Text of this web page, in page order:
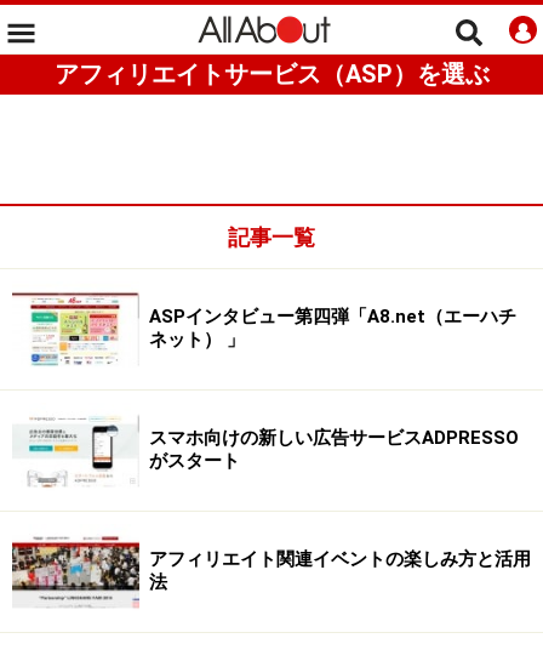
アフィリエイトサービス（ASP）を選ぶ
記事一覧
ASPインタビュー第四弾「A8.net（エーハチ
ネット） 」
スマホ向けの新しい広告サービスADPRESSO
がスタート
アフィリエイト関連イベントの楽しみ方と活用
法